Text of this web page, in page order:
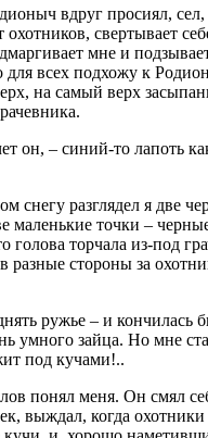
вдруг просиял,
охотников, свертывает
мне и
для всех подхожу к
на самый верх
он, – синий-то лапоть
снегу разглядел я две
маленькие точки –
голова торчала из-под
разные стороны за
ружье – и кончилась
умного зайца. Но мне
под кучами!..
понял меня. Он смял
выждал, когда охотники